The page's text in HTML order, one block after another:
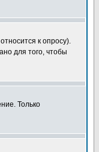
к опросу).
для того, чтобы
Только